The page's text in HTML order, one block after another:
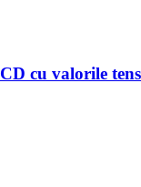
cu valorile